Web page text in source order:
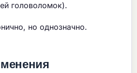
головоломок).
но однозначно.